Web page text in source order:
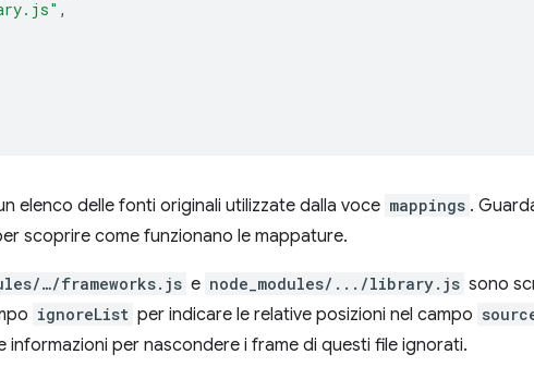
,
elenco delle fonti originali utilizzate dalla voce mappings .
scoprire come funzionano le mappature.
…/frameworks.js e node_modules/.../library.js sono
ignoreList per indicare le relative posizioni nel campo
informazioni per nascondere i frame di questi file ignorati.